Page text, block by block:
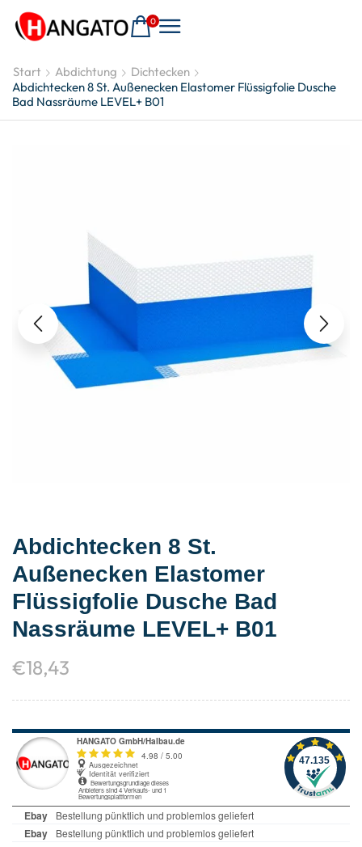
0
Start Abdichtung
Dichtecken
Abdichtecken 8 St. Außenecken Elastomer Flüssigfolie Dusche
Bad Nassräume LEVEL+ B01
Abdichtecken 8 St.
Außenecken Elastomer
Flüssigfolie Dusche Bad
Nassräume LEVEL+ B01
€18,43